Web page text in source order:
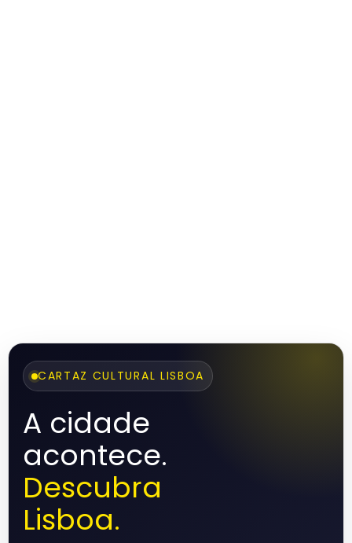
CARTAZ CULTURAL LISBOA
A cidade
acontece.
Descubra
Lisboa.